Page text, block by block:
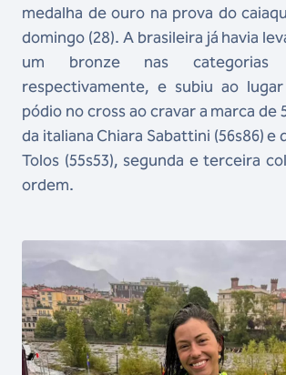
medalha de ouro na prova do
domingo (28). A brasileira já havia
um bronze nas
respectivamente, e subiu ao
pódio no cross ao cravar a marca de
da italiana Chiara Sabattini (56s86) e
Tolos (55s53), segunda e terceira
ordem.